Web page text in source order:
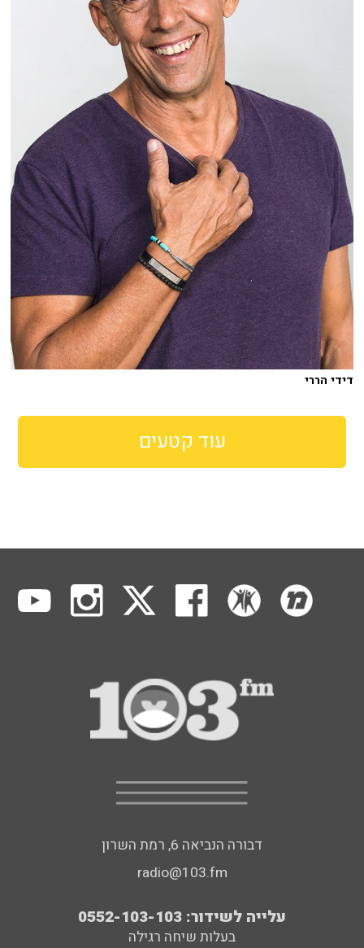
דידי הררי
עוד קטעים
דבורה הנביאה 6, רמת השרון
radio@103.fm
עלייה לשידור: 0552-103-103
בעלות שיחה רגילה